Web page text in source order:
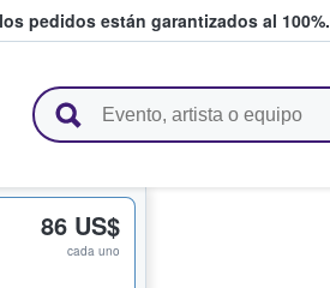
pedidos están garantizados al 100%.
86 US$
cada uno